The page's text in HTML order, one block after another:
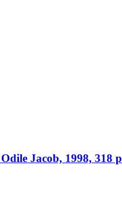
Jacob, 1998, 318 p